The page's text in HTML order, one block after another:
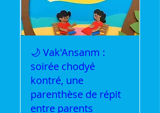
🌙 Vak'Ansanm :
soirée chodyé
kontré, une
parenthèse de répit
entre parents